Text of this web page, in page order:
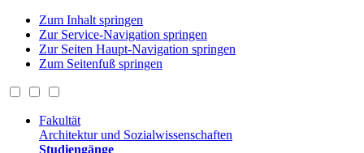
Zum Inhalt springen
Zur Service-Navigation springen
Zur Seiten Haupt-Navigation springen
Zum Seitenfuß springen
Fakultät
Architektur und Sozialwissenschaften
Studiengänge